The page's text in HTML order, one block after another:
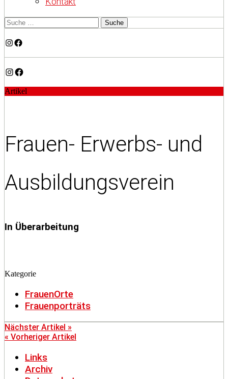
Instagram
Facebook
Instagram
Facebook
Artikel
Frauen- Erwerbs- und
Ausbildungsverein
In Überarbeitung
Kategorie
FrauenOrte
Frauenporträts
Nächster Artikel »
« Vorheriger Artikel
Links
Archiv